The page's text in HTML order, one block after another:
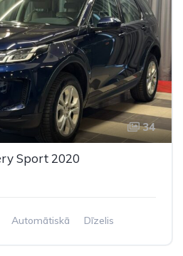
34
Sport 2020
Automātiskā
Dīzelis